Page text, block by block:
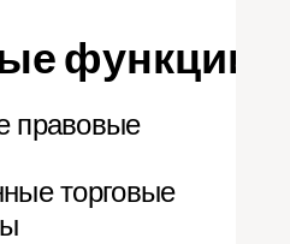
функции
правовые
торговые